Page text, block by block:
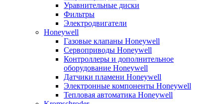
Уравнительные диски
Фильтры
Электродвигатели
Honeywell
Газовые клапаны Honeywell
Сервоприводы Honeywell
Контроллеры и дополнительное
оборудование Honeywell
Датчики пламени Honeywell
Электронные компоненты Honeywell
Тепловая автоматика Honeywell